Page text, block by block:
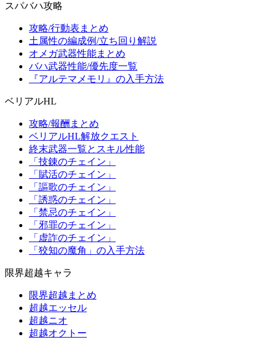
スパバハ攻略
攻略/行動表まとめ
土属性の編成例/立ち回り解説
オメガ武器性能まとめ
バハ武器性能/優先度一覧
『アルテマメモリ』の入手方法
ベリアルHL
攻略/報酬まとめ
ベリアルHL解放クエスト
終末武器一覧とスキル性能
「技錬のチェイン」
「賦活のチェイン」
「謳歌のチェイン」
「誘惑のチェイン」
「禁忌のチェイン」
「邪罪のチェイン」
「虚詐のチェイン」
「狡知の魔角」の入手方法
限界超越キャラ
限界超越まとめ
超越エッセル
超越ニオ
超越オクトー